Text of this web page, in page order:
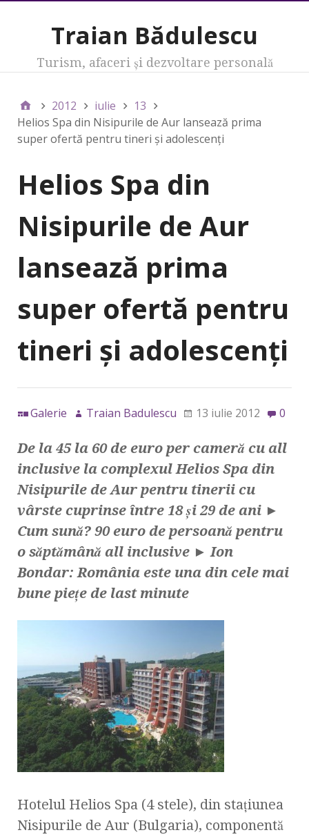
Traian Bădulescu
Turism, afaceri şi dezvoltare personală
2012 iulie
13
Helios Spa din Nisipurile de Aur lansează prima
super ofertă pentru tineri şi adolescenţi
Helios Spa din
Nisipurile de Aur
lansează prima
super ofertă pentru
tineri şi adolescenţi
Galerie Traian Badulescu 13 iulie 2012 0
De la 45 la 60 de euro per cameră cu all
inclusive la complexul Helios Spa din
Nisipurile de Aur pentru tinerii cu
vârste cuprinse între 18 şi 29 de ani ►
Cum sună? 90 euro de persoană pentru
o săptămână all inclusive ► Ion
Bondar: România este una din cele mai
bune pieţe de last minute
Hotelul Helios Spa (4 stele), din staţiunea
Nisipurile de Aur (Bulgaria), componentă